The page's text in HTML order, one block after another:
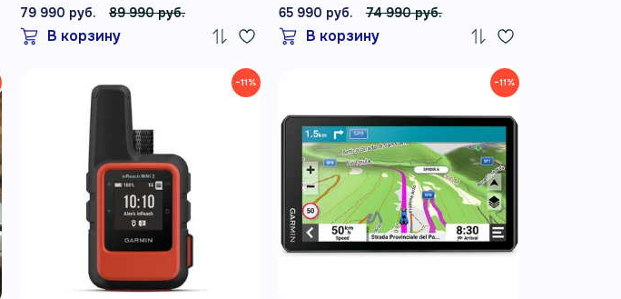
79 990 руб. 89 990 руб.
В корзину
65 990 руб. 74 990 руб.
В корзину
−11% −11%